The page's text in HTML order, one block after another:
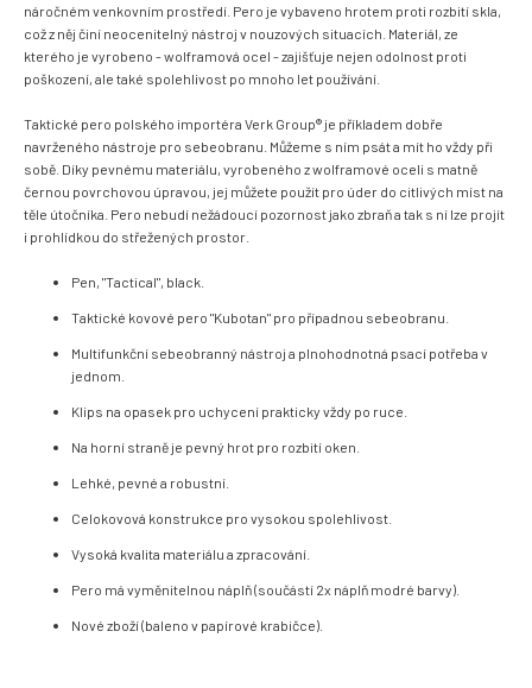
náročném venkovním prostředí. Pero je vybaveno hrotem proti rozbití skla,
což z něj činí neocenitelný nástroj v nouzových situacích. Materiál, ze
kterého je vyrobeno - wolframová ocel - zajišťuje nejen odolnost proti
poškození, ale také spolehlivost po mnoho let používání.
Taktické pero polského importéra Verk Group® je příkladem dobře
navrženého nástroje pro sebeobranu. Můžeme s ním psát a mít ho vždy při
sobě. Díky pevnému materiálu, vyrobeného z wolframové oceli s matně
černou povrchovou úpravou, jej můžete použít pro úder do citlivých míst na
těle útočníka. Pero nebudí nežádoucí pozornost jako zbraň a tak s ní lze projít
i prohlídkou do střežených prostor.
Pen, "Tactical", black.
Taktické kovové pero "Kubotan" pro případnou sebeobranu.
Multifunkční sebeobranný nástroj a plnohodnotná psací potřeba v
jednom.
Klips na opasek pro uchycení prakticky vždy po ruce.
Na horní straně je pevný hrot pro rozbití oken.
Lehké, pevné a robustní.
Celokovová konstrukce pro vysokou spolehlivost.
Vysoká kvalita materiálu a zpracování.
Pero má vyměnitelnou náplň (součástí 2x náplň modré barvy).
Nové zboží (baleno v papírové krabičce).